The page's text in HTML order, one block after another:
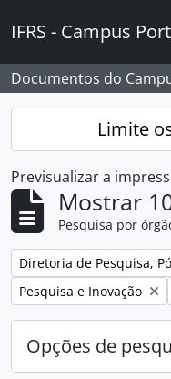
IFRS - Campus
Documentos do
Limite
Previsualizar a
Mostrar
Pesquisa por
Remover filtro:
Diretoria de Pesquisa,
Remover filtro:
Pesquisa e Inovação
Opções de